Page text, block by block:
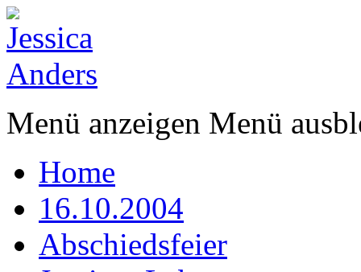
Menü anzeigen Menü
Home
16.10.2004
Abschiedsfeier